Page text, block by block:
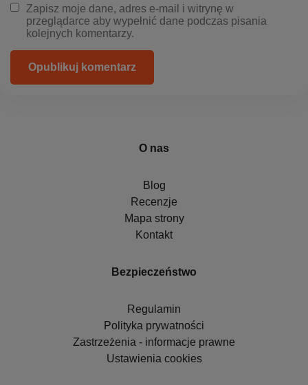
Zapisz moje dane, adres e-mail i witrynę w
przeglądarce aby wypełnić dane podczas pisania
kolejnych komentarzy.
Opublikuj komentarz
O nas
Blog
Recenzje
Mapa strony
Kontakt
Bezpieczeństwo
Regulamin
Polityka prywatności
Zastrzeżenia - informacje prawne
Ustawienia cookies